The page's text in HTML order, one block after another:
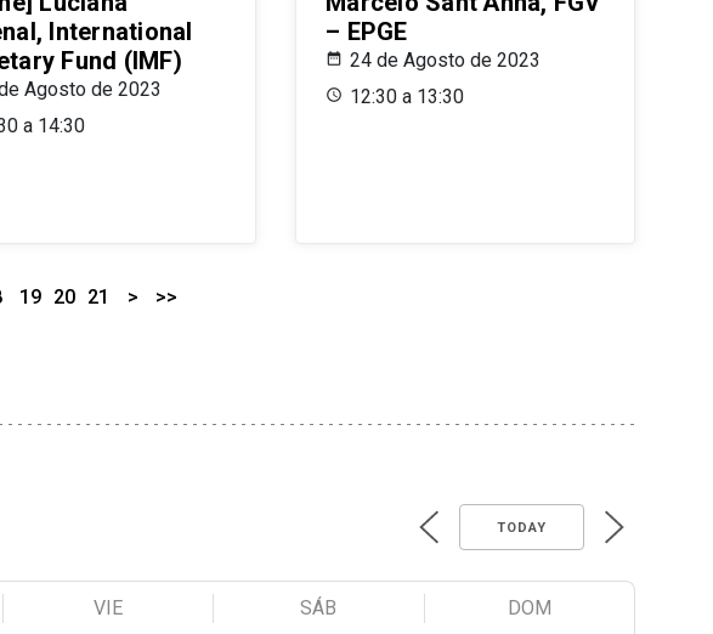
International
Fund (IMF)
Agosto de 2023
a 14:30
– EPGE
24 de Agosto de 2023
12:30 a 13:30
19 20 21 > >>
TODAY
VIE SÁB DOM